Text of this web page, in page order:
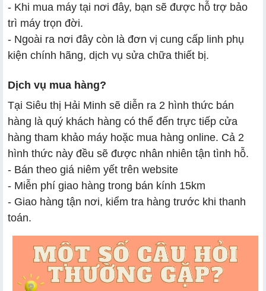
- Khi mua máy tại nơi đây, bạn sẽ được hỗ trợ bảo
trì máy trọn đời.
- Ngoài ra nơi đây còn là đơn vị cung cấp linh phụ
kiện chính hãng, dịch vụ sửa chữa thiết bị.
Dịch vụ mua hàng?
Tại Siêu thị Hải Minh sẽ diễn ra 2 hình thức bán
hàng là quý khách hàng có thể đến trực tiếp cửa
hàng tham khảo máy hoặc mua hàng online. Cả 2
hình thức này đều sẽ được nhân nhiên tận tình hỗ.
- Bán theo giá niêm yết trên website
- Miễn phí giao hàng trong bán kính 15km
- Giao hàng tận nơi, kiểm tra hàng trước khi thanh
toán.